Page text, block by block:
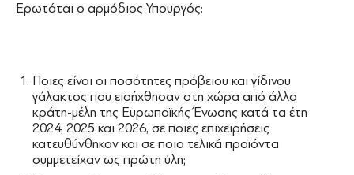
Ερωτάται ο αρμόδιος Υπουργός:
Ποιες είναι οι ποσότητες πρόβειου και γίδινου
γάλακτος που εισήχθησαν στη χώρα από άλλα
κράτη-μέλη της Ευρωπαϊκής Ένωσης κατά τα έτη
2024, 2025 και 2026, σε ποιες επιχειρήσεις
κατευθύνθηκαν και σε ποια τελικά προϊόντα
συμμετείχαν ως πρώτη ύλη;